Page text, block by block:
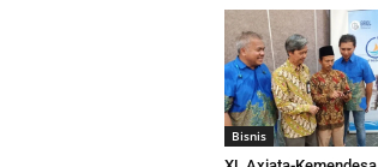
Bisnis